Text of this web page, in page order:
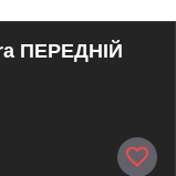
ПЕРЕДНІЙ